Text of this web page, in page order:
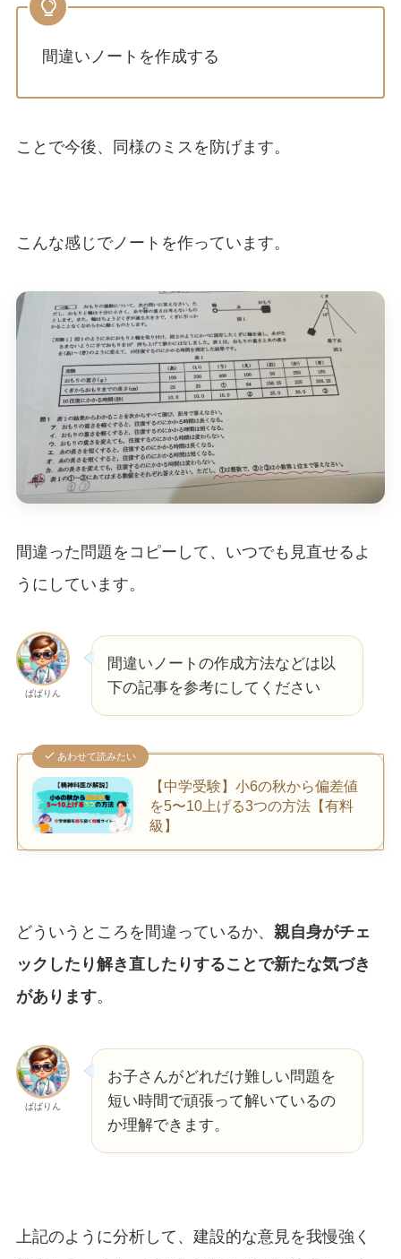
間違いノートを作成する
ことで今後、同様のミスを防げます。
こんな感じでノートを作っています。
間違った問題をコピーして、いつでも見直せるよ
うにしています。
ぱぱりん
間違いノートの作成方法などは以
下の記事を参考にしてください
あわせて読みたい
【中学受験】小6の秋から偏差値
を5〜10上げる3つの方法【有料
級】
どういうところを間違っているか、 親自身がチェ
ックしたり解き直したりすることで新たな気づき
があります。
ぱぱりん
お子さんがどれだけ難しい問題を
短い時間で頑張って解いているの
か理解できます。
上記のように分析して、建設的な意見を我慢強く